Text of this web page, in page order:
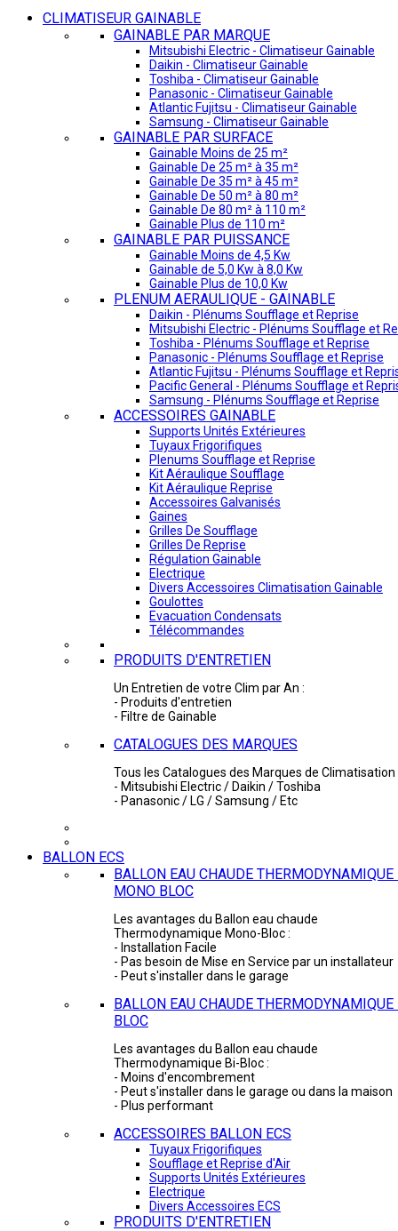
CLIMATISEUR GAINABLE
GAINABLE PAR MARQUE
Mitsubishi Electric - Climatiseur Gainable
Daikin - Climatiseur Gainable
Toshiba - Climatiseur Gainable
Panasonic - Climatiseur Gainable
Atlantic Fujitsu - Climatiseur Gainable
Samsung - Climatiseur Gainable
GAINABLE PAR SURFACE
Gainable Moins de 25 m²
Gainable De 25 m² à 35 m²
Gainable De 35 m² à 45 m²
Gainable De 50 m² à 80 m²
Gainable De 80 m² à 110 m²
Gainable Plus de 110 m²
GAINABLE PAR PUISSANCE
Gainable Moins de 4,5 Kw
Gainable de 5,0 Kw à 8,0 Kw
Gainable Plus de 10,0 Kw
PLENUM AERAULIQUE - GAINABLE
Daikin - Plénums Soufflage et Reprise
Mitsubishi Electric - Plénums Soufflage et
Toshiba - Plénums Soufflage et Reprise
Panasonic - Plénums Soufflage et Reprise
Atlantic Fujitsu - Plénums Soufflage et
Pacific General - Plénums Soufflage et
Samsung - Plénums Soufflage et Reprise
ACCESSOIRES GAINABLE
Supports Unités Extérieures
Tuyaux Frigorifiques
Plenums Soufflage et Reprise
Kit Aéraulique Soufflage
Kit Aéraulique Reprise
Accessoires Galvanisés
Gaines
Grilles De Soufflage
Grilles De Reprise
Régulation Gainable
Electrique
Divers Accessoires Climatisation Gainable
Goulottes
Evacuation Condensats
Télécommandes
PRODUITS D'ENTRETIEN
Un Entretien de votre Clim par An :
- Produits d'entretien
- Filtre de Gainable
CATALOGUES DES MARQUES
Tous les Catalogues des Marques de Climatisation
- Mitsubishi Electric / Daikin / Toshiba
- Panasonic / LG / Samsung / Etc
BALLON ECS
BALLON EAU CHAUDE THERMODYNAMIQUE
MONO BLOC
Les avantages du Ballon eau chaude
Thermodynamique Mono-Bloc :
- Installation Facile
- Pas besoin de Mise en Service par un installateur
- Peut s'installer dans le garage
BALLON EAU CHAUDE
BLOC
Les avantages du Ballon eau chaude
Thermodynamique Bi-Bloc :
- Moins d'encombrement
- Peut s'installer dans le garage ou dans la maison
- Plus performant
ACCESSOIRES BALLON ECS
Tuyaux Frigorifiques
Soufflage et Reprise d'Air
Supports Unités Extérieures
Electrique
Divers Accessoires ECS
PRODUITS D'ENTRETIEN